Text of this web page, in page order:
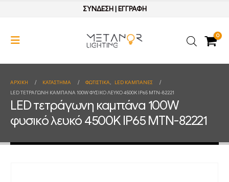
ΣΥΝΔΕΣΗ| ΕΓΓΡΑΦΗ
0
ΑΡΧΙΚΉ ΚΑΤΆΣΤΗΜΑ ΦΩΤΙΣΤΙΚΑ,
LED ΚΑΜΠΑΝΕΣ
LED ΤΕΤΡΆΓΩΝΗ ΚΑΜΠΆΝΑ 100W ΦΥΣΙΚΌ ΛΕΥΚΌ 4500K IP65 MTN-82221
LED τετράγωνη καμπάνα 100W
φυσικό λευκό 4500K IP65 MTN-82221